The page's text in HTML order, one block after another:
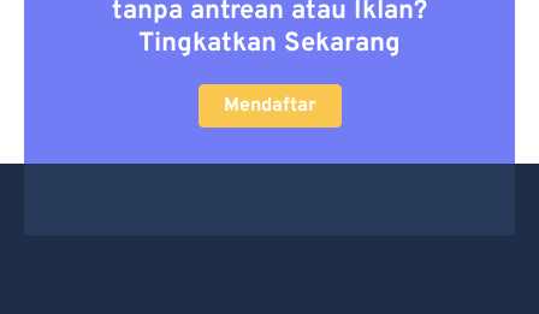
tanpa antrean atau Iklan?
Tingkatkan Sekarang
Mendaftar